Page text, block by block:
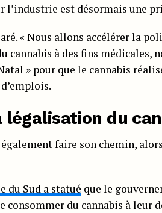
l’industrie est désormais une
« Nous allons accélérer la
à des fins médicales,
» pour que le cannabis
du
faire son chemin,
du Sud a statué que le
consommer du cannabis à leur